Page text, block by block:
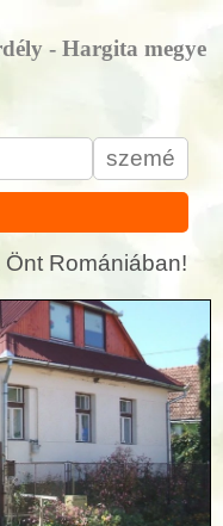
- Hargita megye
Romániában!